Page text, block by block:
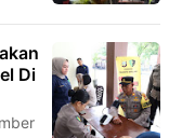
Di